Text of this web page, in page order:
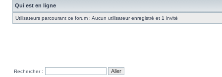
Qui est en ligne
Utilisateurs parcourant ce forum : Aucun utilisateur enregistré et 1 invité
Rechercher :